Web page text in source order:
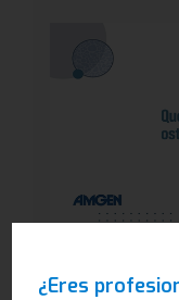
¿Eres
Dra. Silvia